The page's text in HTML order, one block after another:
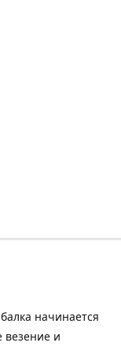
начинается
везение и